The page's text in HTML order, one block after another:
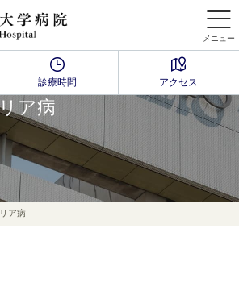
メニュー
診療時間 アクセス
ア病
ア病